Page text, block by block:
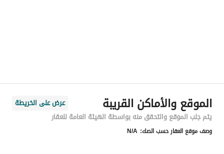
رقم المبنى
7560
الرقم الاضافي
الموقع والأماكن القريبة
عرض على الخريطة
يتم جلب الموقع والتحقق منه بواسطة الهيئة العامة للعقار
وصف موقع العقار حسب الصك: N/A